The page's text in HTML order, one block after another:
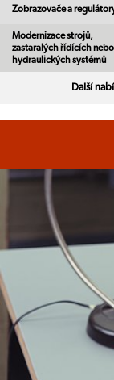
Zobrazovače a
Modernizace strojů,
zastaralých řídících nebo
hydraulických systémů
Další